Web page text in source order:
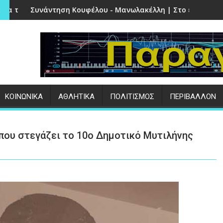
- Μανωλακέλλη | Στο επίκεντρο το παλιό
Επιτυχημένες οι
ΚΟΙΝΩΝΙΚΑ ΑΘΛΗΤΙΚΑ ΠΟΛΙΤΙΣΜΟΣ ΠΕΡΙΒΑΛΛΟΝ
στεγάζει το 10ο Δημοτικό Μυτιλήνης